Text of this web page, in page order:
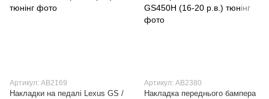
Артикул: AB2169
Накладки на педалі Lexus GS /
Артикул: AB2380
Накладка переднього бампера